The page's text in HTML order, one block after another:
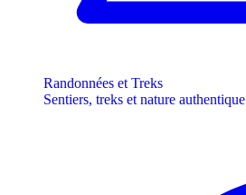
Randonnées et Treks
Sentiers, treks et nature authentique